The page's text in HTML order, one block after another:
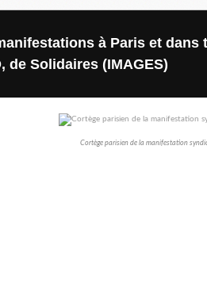
à Paris et dans
de Solidaires (IMAGES)
Cortège parisien de la manifestation